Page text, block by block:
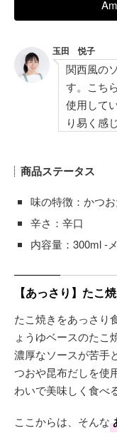
玉田 悦子
関西風の
す。こち
使用して
り易く感
商品ステータス
味の特徴：かつ
辛さ：辛口
内容量：300ml -
【あっさり】たこ
たこ焼きをあっさり
ょうゆベースのたこ
濃厚なソースが苦手
つおや昆布だしを使
わいで美味しく食べ
ここからは、そんな